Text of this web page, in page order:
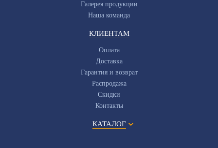
Галерея продукции
Наша команда
КЛИЕНТАМ
Оплата
Доставка
Гарантия и возврат
Распродажа
Скидки
Контакты
КАТАЛОГ